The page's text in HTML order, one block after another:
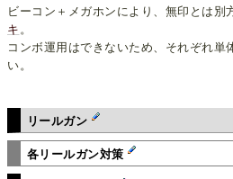
ビーコン＋メガホンにより、無印とは別
キ 。
コンボ運用はできないため、それぞれ単
い。
リールガン
各リールガン対策